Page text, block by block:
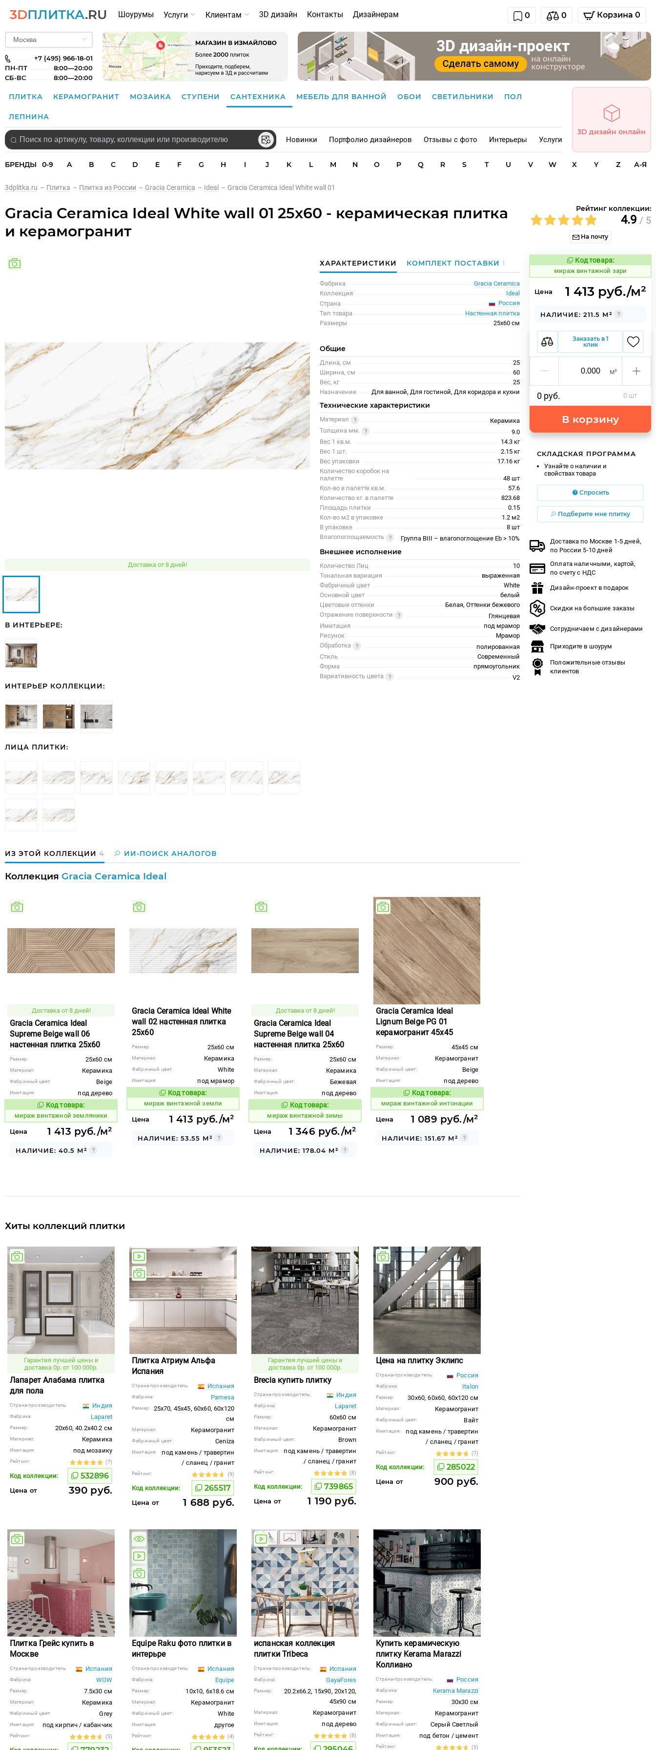
3DПЛИТКА.RU Шоурумы Услуги Клиентам 3D дизайн Контакты Дизайнерам 0 0 Корзина 0
+7 (495) 966-18-01
ПН-ПТ
8:00—20:00
СБ-ВС
8:00—20:00
ПЛИТКА КЕРАМОГРАНИТ МОЗАИКА СТУПЕНИ САНТЕХНИКА МЕБЕЛЬ ДЛЯ ВАННОЙ ОБОИ СВЕТИЛЬНИКИ ПОЛ
ЛЕПНИНА
Новинки Портфолио дизайнеров Отзывы с фото Интерьеры Услуги
3D дизайн онлайн
БРЕНДЫ 0-9 A B C D E F G H I J K L M N O P Q R S T U V W X Y Z А-Я
3dplitka.ru – Плитка – Плитка из России – Gracia Ceramica – Ideal – Gracia Ceramica Ideal White wall 01
Gracia Ceramica Ideal White wall 01 25x60 - керамическая плитка
и керамогранит
Рейтинг коллекции:
4.9 / 5
На почту
Доставка от 8 дней!
В ИНТЕРЬЕРЕ:
ИНТЕРЬЕР КОЛЛЕКЦИИ:
ЛИЦА ПЛИТКИ:
ХАРАКТЕРИСТИКИ КОМПЛЕКТ ПОСТАВКИ1
Фабрика
Gracia Ceramica
Коллекция
Ideal
Страна
Россия
Тип товара
Настенная плитка
Размеры
25x60 см
Общие
Длина, см
25
Ширина, см
60
Вес, кг
25
Назначение
Для ванной, Для гостиной, Для коридора и кухни
Технические характеристики
Материал
Керамика
Толщина мм.
9.0
Вес 1 кв.м.
14.3 кг
Вес 1 шт.
2.15 кг
Вес упаковки
17.16 кг
Количество коробок на
палетте
48 шт
Кол-во в палетте кв.м.
57.6
Количество кг. в палетте
823.68
Площадь плитки
0.15
Кол-во м2 в упаковке
1.2 м2
В упаковке
8 шт
Влагопоглощаемость
Группа BIII – влагопоглощение Eb > 10%
Внешнее исполнение
Количество Лиц
10
Тональная вариация
выраженная
Фабричный цвет
White
Основной цвет
белый
Цветовые оттенки
Белая, Оттенки бежевого
Отражение поверхности
Глянцевая
Имитация
под мрамор
Рисунок
Мрамор
Обработка
полированная
Стиль
Современный
Форма
прямоугольник
Вариативность цвета
V2
ИЗ ЭТОЙ КОЛЛЕКЦИИ 4 ИИ-ПОИСК АНАЛОГОВ
Коллекция Gracia Ceramica Ideal
Доставка от 8 дней!
Gracia Ceramica Ideal
Supreme Beige wall 06
настенная плитка 25x60
Размер: 25x60 см
Материал: Керамика
Фабричный цвет: Beige
Имитация:
под дерево
Код товара:
986281 Код товара:
мираж винтажной земляники
Цена 1 413 руб./м²
НАЛИЧИЕ: 40.5 М²
Gracia Ceramica Ideal White
wall 02 настенная плитка
25x60
Размер: 25x60 см
Материал: Керамика
Фабричный цвет: White
Имитация:
под мрамор
Код товара:
986280 Код товара:
мираж винтажной земли
Цена 1 413 руб./м²
НАЛИЧИЕ: 53.55 М²
Доставка от 8 дней!
Gracia Ceramica Ideal
Supreme Beige wall 04
настенная плитка 25x60
Размер: 25x60 см
Материал: Керамика
Фабричный цвет: Бежевая
Имитация:
под дерево
Код товара:
986282 Код товара:
мираж винтажной зимы
Цена 1 346 руб./м²
НАЛИЧИЕ: 178.04 М²
Gracia Ceramica Ideal
Lignum Beige PG 01
керамогранит 45x45
Размер: 45x45 см
Материал: Керамогранит
Фабричный цвет: Beige
Имитация:
под дерево
Код товара:
986283 Код товара:
мираж винтажной интонации
Цена 1 089 руб./м²
НАЛИЧИЕ: 151.67 М²
Хиты коллекций плитки
Гарантия лучшей цены и
доставка 0р. от 100 000р.
Лапарет Алабама плитка
для пола
Страна-производитель: Индия
Фабрика: Laparet
Размер: 20x60, 40.2x40.2 см
Материал: Керамика
Имитация: под мозаику
Рейтинг: (7)
Код коллекции: 532896
Цена от 390 руб.
Плитка Атриум Альфа
Испания
Страна-производитель: Испания
Фабрика: Pamesa
Размер:
25x70, 45x45, 60x60, 60x120
см
Материал: Керамогранит
Фабричный цвет: Ceniza
Имитация:
под камень / травертин
/ сланец / гранит
Рейтинг: (9)
Код коллекции: 265517
Цена от 1 688 руб.
Гарантия лучшей цены и
доставка 0р. от 100 000р.
Brecia купить плитку
Страна-производитель: Индия
Фабрика: Laparet
Размер: 60x60 см
Материал: Керамогранит
Фабричный цвет: Brown
Имитация:
под камень / травертин
/ сланец / гранит
Рейтинг: (8)
Код коллекции: 739865
Цена от 1 190 руб.
Цена на плитку Эклипс
Страна-производитель: Россия
Фабрика: Italon
Размер: 30x60, 60x60, 60x120 см
Материал: Керамогранит
Фабричный цвет: Вайт
Имитация:
под камень / травертин
/ сланец / гранит
Рейтинг: (7)
Код коллекции: 285022
Цена от 900 руб.
Плитка Грейс купить в
Москве
Страна-производитель: Испания
Фабрика: WOW
Размер: 7.5x30 см
Материал: Керамика
Фабричный цвет: Grey
Имитация: под кирпич / кабанчик
Рейтинг: (5)
Equipe Raku фото плитки в
интерьре
Страна-производитель: Испания
Фабрика: Equipe
Размер: 10x10, 6x18.6 см
Материал: Керамогранит
Фабричный цвет: White
Имитация: другое
Рейтинг: (4)
испанская коллекция
плитки Tribeca
Страна-производитель: Испания
Фабрика: GayaFores
Размер:
20.2x66.2, 15x90, 20x120,
45x90 см
Материал: Керамогранит
Имитация: под дерево
Рейтинг: (8)
Купить керамическую
плитку Kerama Marazzi
Коллиано
Страна-производитель: Россия
Фабрика: Kerama Marazzi
Размер: 30x30 см
Материал: Керамогранит
Фабричный цвет: Серый Светлый
Имитация: под бетон / цемент
Рейтинг: (5)
Код товара:
986278 Код товара:
мираж винтажной зари
Цена 1 413 руб./м²
НАЛИЧИЕ: 211.5 М²
Заказать в 1
клик
м²
0 руб. 0 шт
В корзину
СКЛАДСКАЯ ПРОГРАММА
Узнайте о наличии и
свойствах товара
Спросить
Подберите мне плитку
Доставка по Москве 1-5 дней,
по России 5-10 дней
Оплата наличными, картой,
по счету с НДС
Дизайн-проект в подарок
Скидки на большие заказы
Сотрудничаем с дизайнерами
Приходите в шоурум
Положительные отзывы
клиентов